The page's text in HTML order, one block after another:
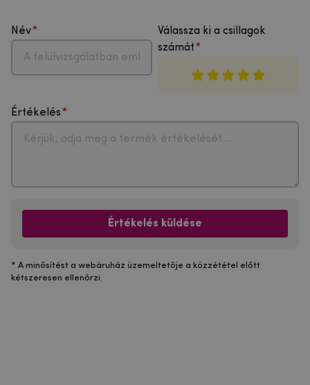
Név
Válassza ki a csillagok
számát
Értékelés
Értékelés küldése
* A minősítést a webáruház üzemeltetője a közzététel előtt
kétszeresen ellenőrzi.